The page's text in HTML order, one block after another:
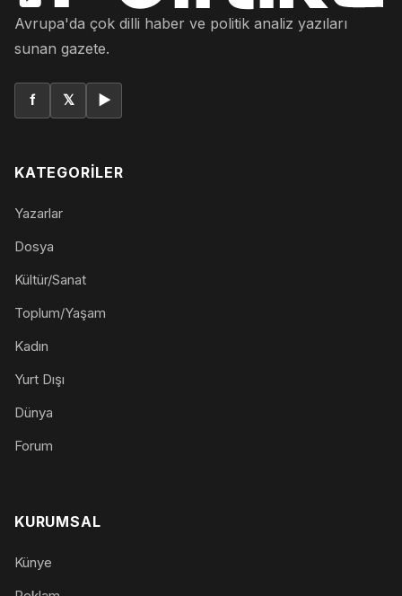
Avrupa'da çok dilli haber ve politik analiz yazıları
sunan gazete.
f 𝕏 ▶
KATEGORILER
Yazarlar
Dosya
Kültür/Sanat
Toplum/Yaşam
Kadın
Yurt Dışı
Dünya
Forum
KURUMSAL
Künye